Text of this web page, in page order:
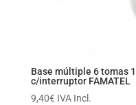
Base múltiple 6 tomas
c/interruptor FAMATEL
9,40€ IVA Incl.